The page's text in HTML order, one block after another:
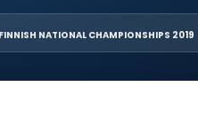
FINNISH NATIONAL CHAMPIONSHIPS 2019